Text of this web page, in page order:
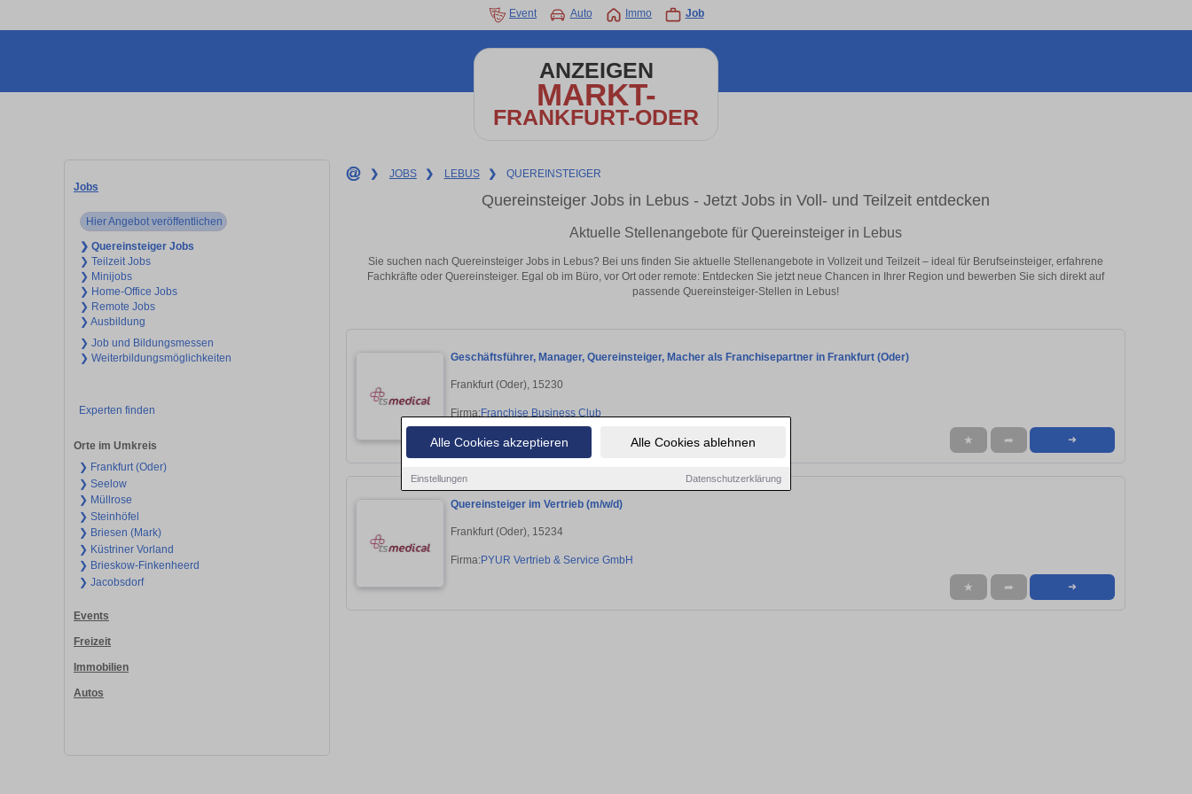
Alle Cookies akzeptieren Alle Cookies ablehnen
Einstellungen Datenschutzerklärung
Event Auto Immo Job
ANZEIGEN
MARKT-
FRANKFURT-ODER
Jobs
Hier Angebot veröffentlichen
❯ Quereinsteiger Jobs
❯ Teilzeit Jobs
❯ Minijobs
❯ Home-Office Jobs
❯ Remote Jobs
❯ Ausbildung
❯ Job und Bildungsmessen
❯ Weiterbildungsmöglichkeiten
Experten finden
Orte im Umkreis
❯ Frankfurt (Oder)
❯ Seelow
❯ Müllrose
❯ Steinhöfel
❯ Briesen (Mark)
❯ Küstriner Vorland
❯ Brieskow-Finkenheerd
❯ Jacobsdorf
Events
Freizeit
Immobilien
Autos
❯ JOBS ❯ LEBUS ❯ QUEREINSTEIGER
Quereinsteiger Jobs in Lebus - Jetzt Jobs in Voll- und Teilzeit entdecken
Aktuelle Stellenangebote für Quereinsteiger in Lebus
Sie suchen nach Quereinsteiger Jobs in Lebus? Bei uns finden Sie aktuelle Stellenangebote in Vollzeit und Teilzeit – ideal für Berufseinsteiger, erfahrene
Fachkräfte oder Quereinsteiger. Egal ob im Büro, vor Ort oder remote: Entdecken Sie jetzt neue Chancen in Ihrer Region und bewerben Sie sich direkt auf
passende Quereinsteiger-Stellen in Lebus!
Geschäftsführer, Manager, Quereinsteiger, Macher als Franchisepartner in Frankfurt (Oder)
Frankfurt (Oder), 15230
Firma:Franchise Business Club
★ ➦ ➜
Quereinsteiger im Vertrieb (m/w/d)
Frankfurt (Oder), 15234
Firma:PYUR Vertrieb & Service GmbH
★ ➦ ➜